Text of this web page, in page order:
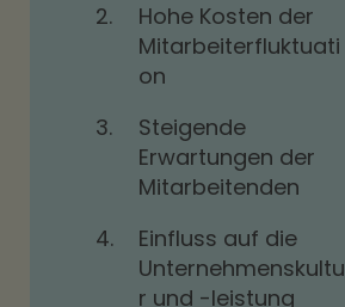
2.
Hohe Kosten der
Mitarbeiterfluktuati
on
3.
Steigende
Erwartungen der
Mitarbeitenden
4.
Einfluss auf die
Unternehmenskultu
r und -leistung